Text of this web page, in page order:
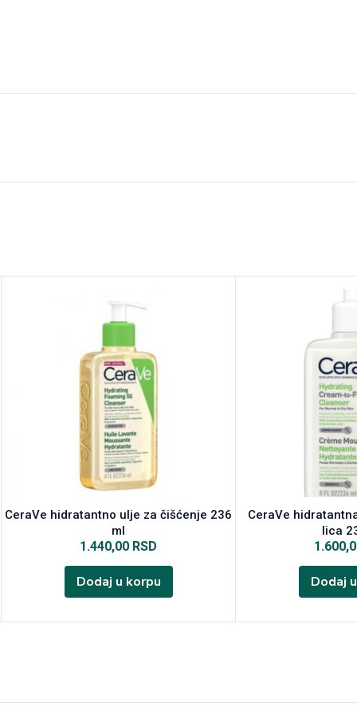
CeraVe hidratantno ulje za čišćenje 236
ml
1.440,00 RSD
Dodaj u korpu
CeraVe
lica
Dodaj